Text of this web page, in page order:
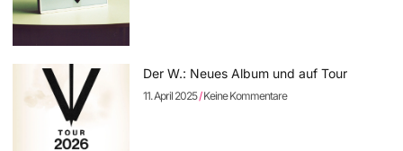
Der W.: Neues Album und auf Tour
11. April 2025 Keine Kommentare